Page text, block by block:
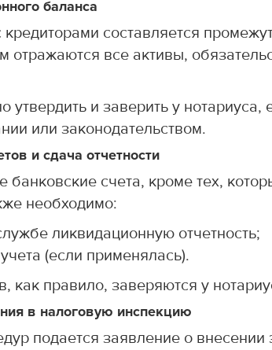
баланса
составляется
все активы,
и заверить у нотариуса,
или законодательством.
и сдача отчетности
банковские счета, кроме тех,
необходимо:
ликвидационную отчетность;
(если применялась).
как правило, заверяются у
в налоговую инспекцию
подается заявление о внесении